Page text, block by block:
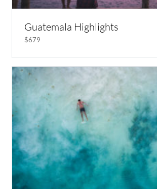
Guatemala Highlights
$679